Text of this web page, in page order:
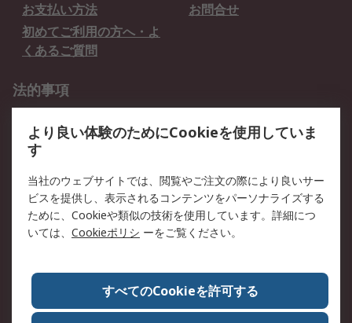
お支払い方法
お問合せ
初めてご利用の方へ・よ
くあるご質問
法的事項
クッキーポリシー
RSについて
会社概要
採用情報
プレスリリース＆お知ら
コーポレートサイト
全世界のRS
RSの歴史
ESGへの取り組み（英語）
認証について
より良い体験のためにCookieを使用していま
す
当社のウェブサイトでは、閲覧やご注文の際により良いサー
ビスを提供し、表示されるコンテンツをパーソナライズする
ために、Cookieや類似の技術を使用しています。詳細につ
いては、 Cookieポリシ ーをご覧ください。
すべてのCookieを許可する